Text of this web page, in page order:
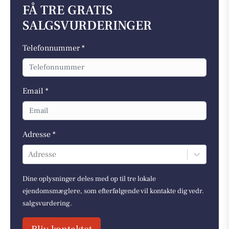
FÅ TRE GRATIS
SALGSVURDERINGER
Telefonnummer *
Email *
Adresse *
Adresse
Dine oplysninger deles med op til tre lokale
ejendomsmæglere, som efterfølgende vil kontakte dig vedr.
salgsvurdering.